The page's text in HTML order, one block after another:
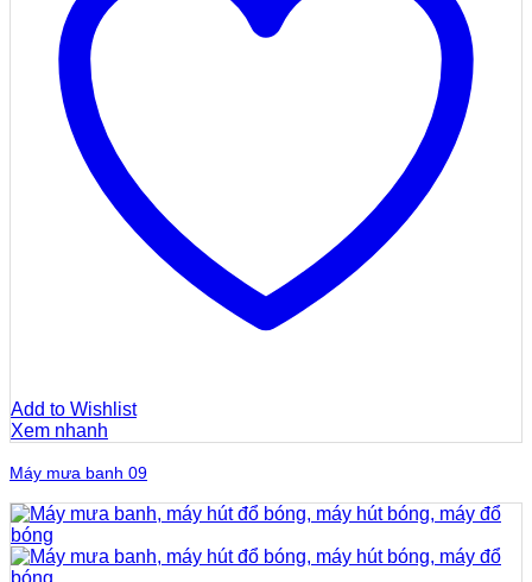
Add to Wishlist
Xem nhanh
Máy mưa banh 09